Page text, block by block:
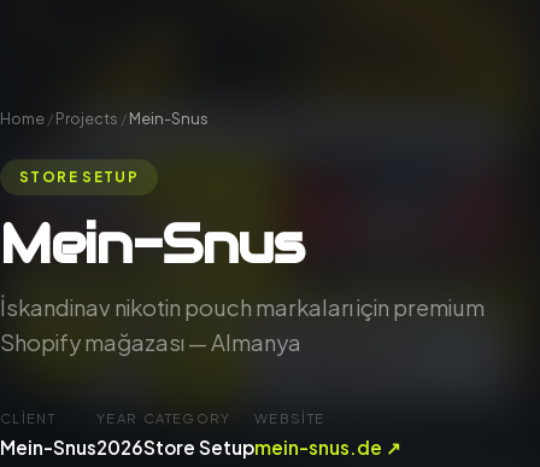
Home/Projects /Mein-Snus
STORE SETUP
Mein-Snus
İskandinav nikotin pouch markaları için premium
Shopify mağazası — Almanya
CLIENT
Mein-Snus
YEAR
2026
CATEGORY
Store Setup
WEBSITE
mein-snus.de ↗